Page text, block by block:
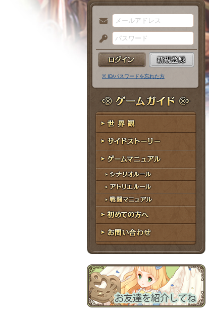
メ
ー
ル
ア
ド
レ
ス
パ
ス
ー
ド
※ ID/パスワードを忘れた方
ゲームガイド
世界観
サイドストーリー
ゲームマニュアル
シナリオルール
アトリエルール
戦闘マニュアル
初めての方へ
お問い合わせ